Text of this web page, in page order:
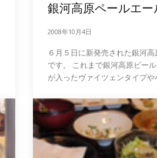
銀河高原ペールエー
2008年10月4日
６月５日に新発売された銀河
です。 これまで銀河高原ビールは、活きたビール酵母
が入ったヴァイツェンタイプや